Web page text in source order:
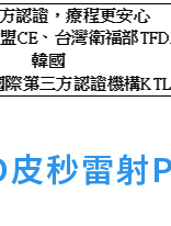
秒雷射